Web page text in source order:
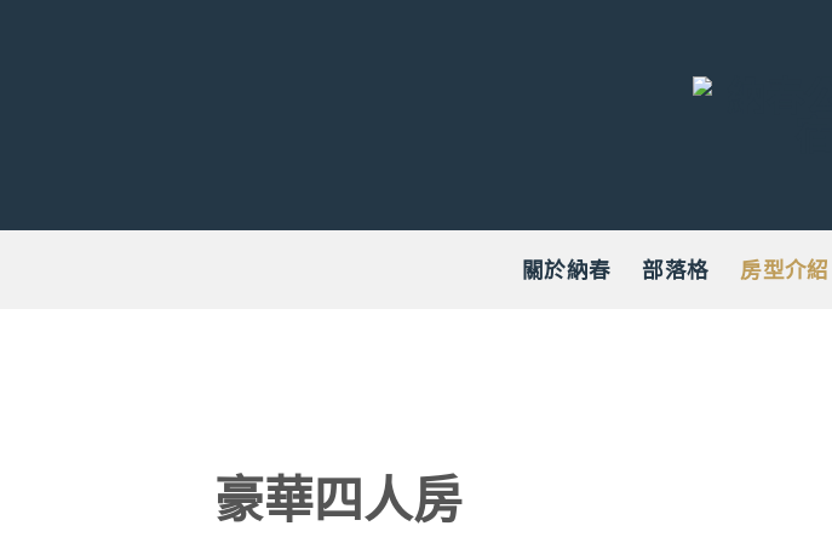
關於納春 部落格 房型介紹
豪華四人房